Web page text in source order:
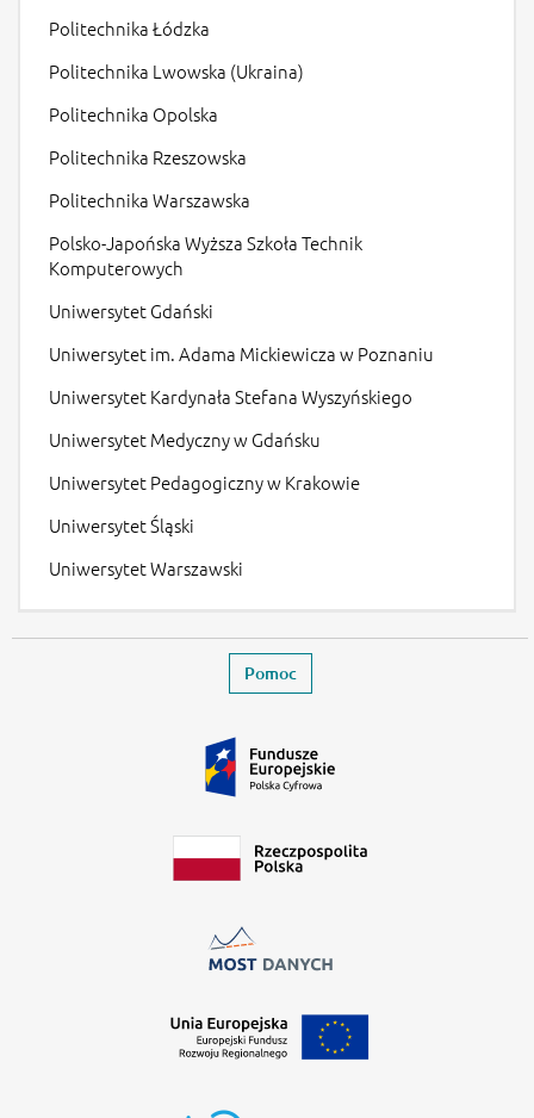
Politechnika Łódzka
Politechnika Lwowska (Ukraina)
Politechnika Opolska
Politechnika Rzeszowska
Politechnika Warszawska
Polsko-Japońska Wyższa Szkoła Technik
Komputerowych
Uniwersytet Gdański
Uniwersytet im. Adama Mickiewicza w Poznaniu
Uniwersytet Kardynała Stefana Wyszyńskiego
Uniwersytet Medyczny w Gdańsku
Uniwersytet Pedagogiczny w Krakowie
Uniwersytet Śląski
Uniwersytet Warszawski
Pomoc